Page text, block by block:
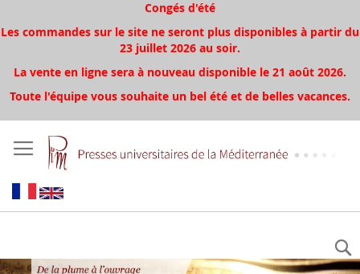
Congés d'été
Les commandes sur le site ne seront plus disponibles à partir du
23 juillet 2026 au soir.
La vente en ligne sera à nouveau disponible le 21 août 2026.
Toute l'équipe vous souhaite un bel été et de belles vacances.